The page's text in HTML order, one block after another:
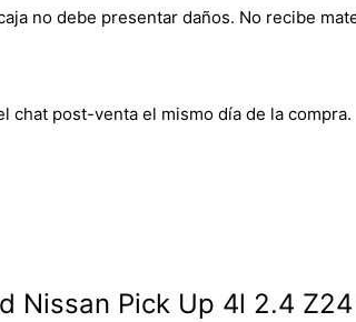
no debe presentar daños. No recibe
chat post-venta el mismo día de la compra.
Nissan Pick Up 4l 2.4